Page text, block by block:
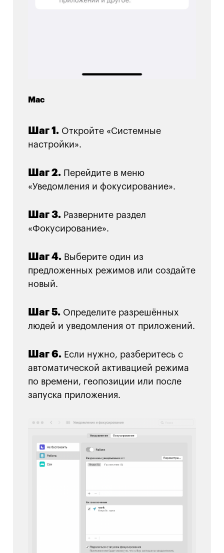
Mac
Шаг 1. Откройте «Системные
настройки».
Шаг 2. Перейдите в меню
«Уведомления и фокусирование».
Шаг 3. Разверните раздел
«Фокусирование».
Шаг 4. Выберите один из
предложенных режимов или создайте
новый.
Шаг 5. Определите разрешённых
людей и уведомления от приложений.
Шаг 6. Если нужно, разберитесь с
автоматической активацией режима
по времени, геопозиции или после
запуска приложения.